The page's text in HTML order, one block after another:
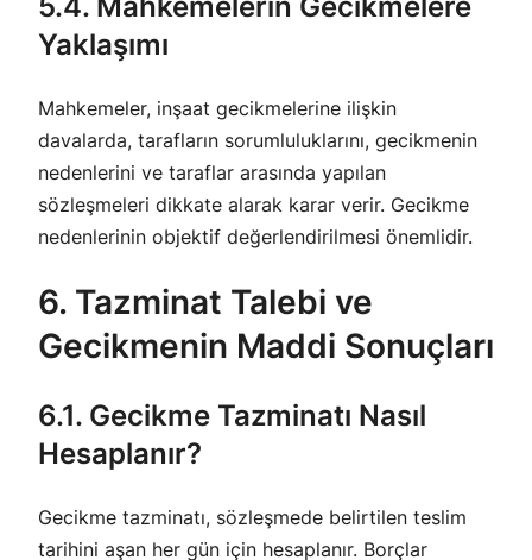
Yaklaşımı
Mahkemeler, inşaat gecikmelerine ilişkin
davalarda, tarafların sorumluluklarını, gecikmenin
nedenlerini ve taraflar arasında yapılan
sözleşmeleri dikkate alarak karar verir. Gecikme
nedenlerinin objektif değerlendirilmesi önemlidir.
6. Tazminat Talebi ve
Gecikmenin Maddi Sonuçları
6.1. Gecikme Tazminatı Nasıl
Hesaplanır?
Gecikme tazminatı, sözleşmede belirtilen teslim
tarihini aşan her gün için hesaplanır. Borçlar